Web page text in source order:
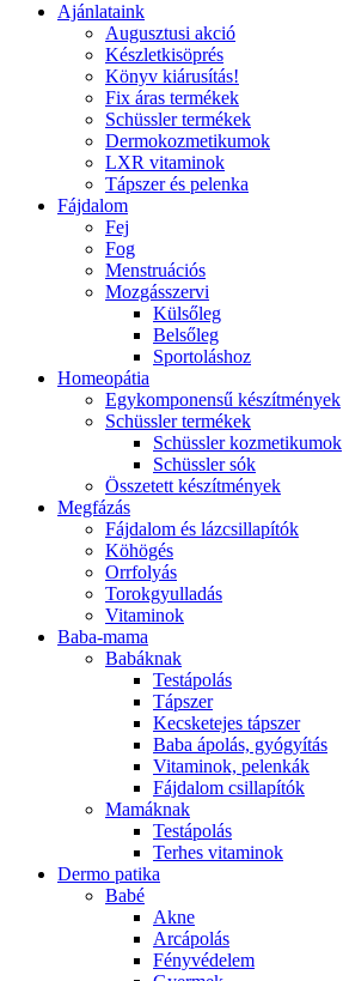
Ajánlataink
Augusztusi akció
Készletkisöprés
Könyv kiárusítás!
Fix áras termékek
Schüssler termékek
Dermokozmetikumok
LXR vitaminok
Tápszer és pelenka
Fájdalom
Fej
Fog
Menstruációs
Mozgásszervi
Külsőleg
Belsőleg
Sportoláshoz
Homeopátia
Egykomponensű készítmények
Schüssler termékek
Schüssler kozmetikumok
Schüssler sók
Összetett készítmények
Megfázás
Fájdalom és lázcsillapítók
Köhögés
Orrfolyás
Torokgyulladás
Vitaminok
Baba-mama
Babáknak
Testápolás
Tápszer
Kecsketejes tápszer
Baba ápolás, gyógyítás
Vitaminok, pelenkák
Fájdalom csillapítók
Mamáknak
Testápolás
Terhes vitaminok
Dermo patika
Babé
Akne
Arcápolás
Fényvédelem